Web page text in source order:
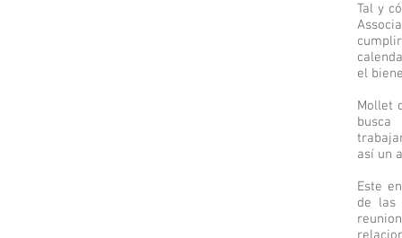
Tal y
el
Mollet
busca
así un
Este
de las